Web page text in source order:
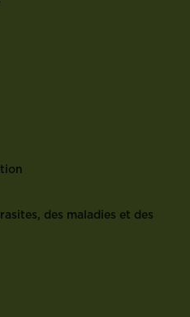
des maladies et des